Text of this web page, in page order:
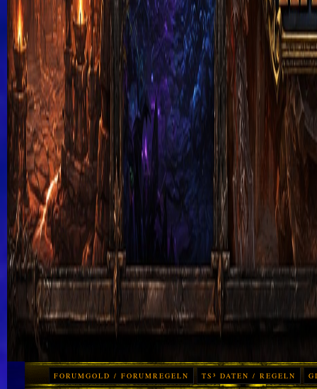
FORUMGOLD / FORUMREGELN TS³ DATEN / REGELN